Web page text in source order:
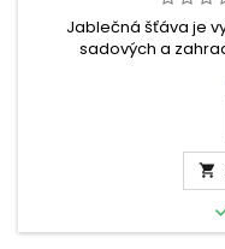
Jablečná šťáva je
sadových a
jsou výsledkem
Umytá a
jablečný mošt.
zásoba
